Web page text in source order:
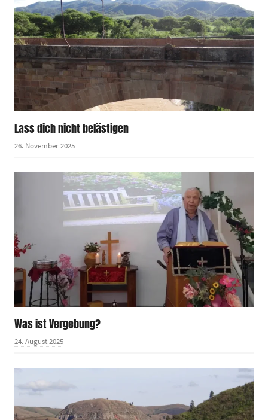
Lass dich nicht belästigen
26. November 2025
Was ist Vergebung?
24. August 2025